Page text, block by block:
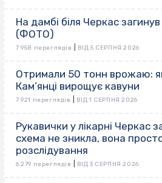
На дамбі біля Черкас
(ФОТО)
7 958 переглядів ВІД 5 СЕРПНЯ 2026
Отримали 50 тонн врожаю:
Кам’янці вирощує кавуни
7 921 переглядів ВІД 1 СЕРПНЯ 2026
Рукавички у лікарні Черкас
схема не зникла, вона
розслідування
6 279 переглядів ВІД 3 СЕРПНЯ 2026